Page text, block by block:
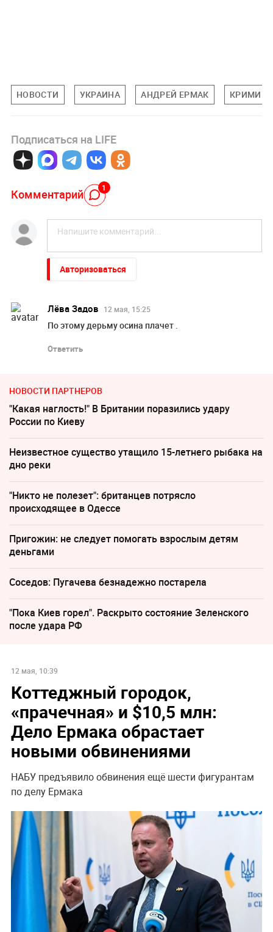
НОВОСТИ УКРАИНА АНДРЕЙ ЕРМАК
Подписаться на LIFE
Комментарий 1
Авторизоваться
Лёва Задов 12 мая, 15:25
По этому дерьму осина плачет .
Ответить
НОВОСТИ ПАРТНЕРОВ
"Какая наглость!" В Британии поразились удару
России по Киеву
Неизвестное существо утащило 15-летнего рыбака на
дно реки
"Никто не полезет": британцев потрясло
происходящее в Одессе
Пригожин: не следует помогать взрослым детям
деньгами
Соседов: Пугачева безнадежно постарела
"Пока Киев горел". Раскрыто состояние Зеленского
после удара РФ
12 мая, 10:39
Коттеджный городок,
«прачечная» и $10,5 млн:
Дело Ермака обрастает
новыми обвинениями
НАБУ предъявило обвинения ещё шести фигурантам
по делу Ермака